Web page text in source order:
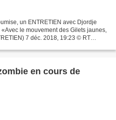
un ENTRETIEN avec Djordje
le mouvement des Gilets jaunes,
7 déc. 2018, 19:23 © RT
en cours de